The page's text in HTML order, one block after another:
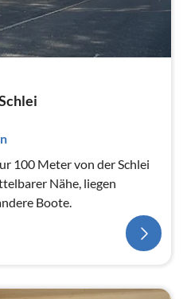
100 Meter von der Schlei
Nähe, liegen
Boote.